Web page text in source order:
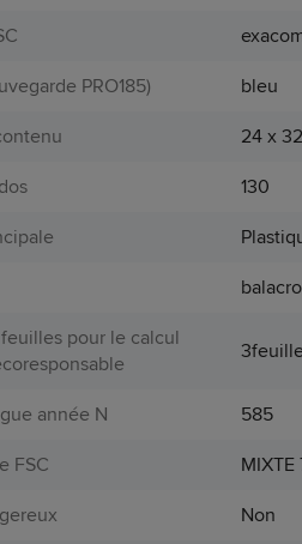
PRO185)
bleu
24 x
130
pour le calcul
année N
585
FSC
MIXTE
Non